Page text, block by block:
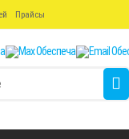
Прайсы